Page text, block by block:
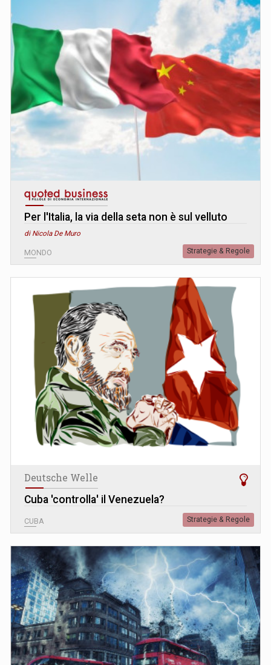
Per l'Italia, la via della seta non è sul velluto
di Nicola De Muro
MONDO Strategie & Regole
Deutsche Welle
Cuba 'controlla' il Venezuela?
CUBA Strategie & Regole